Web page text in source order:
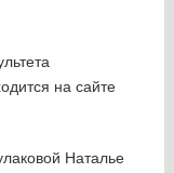
на сайте
Наталье